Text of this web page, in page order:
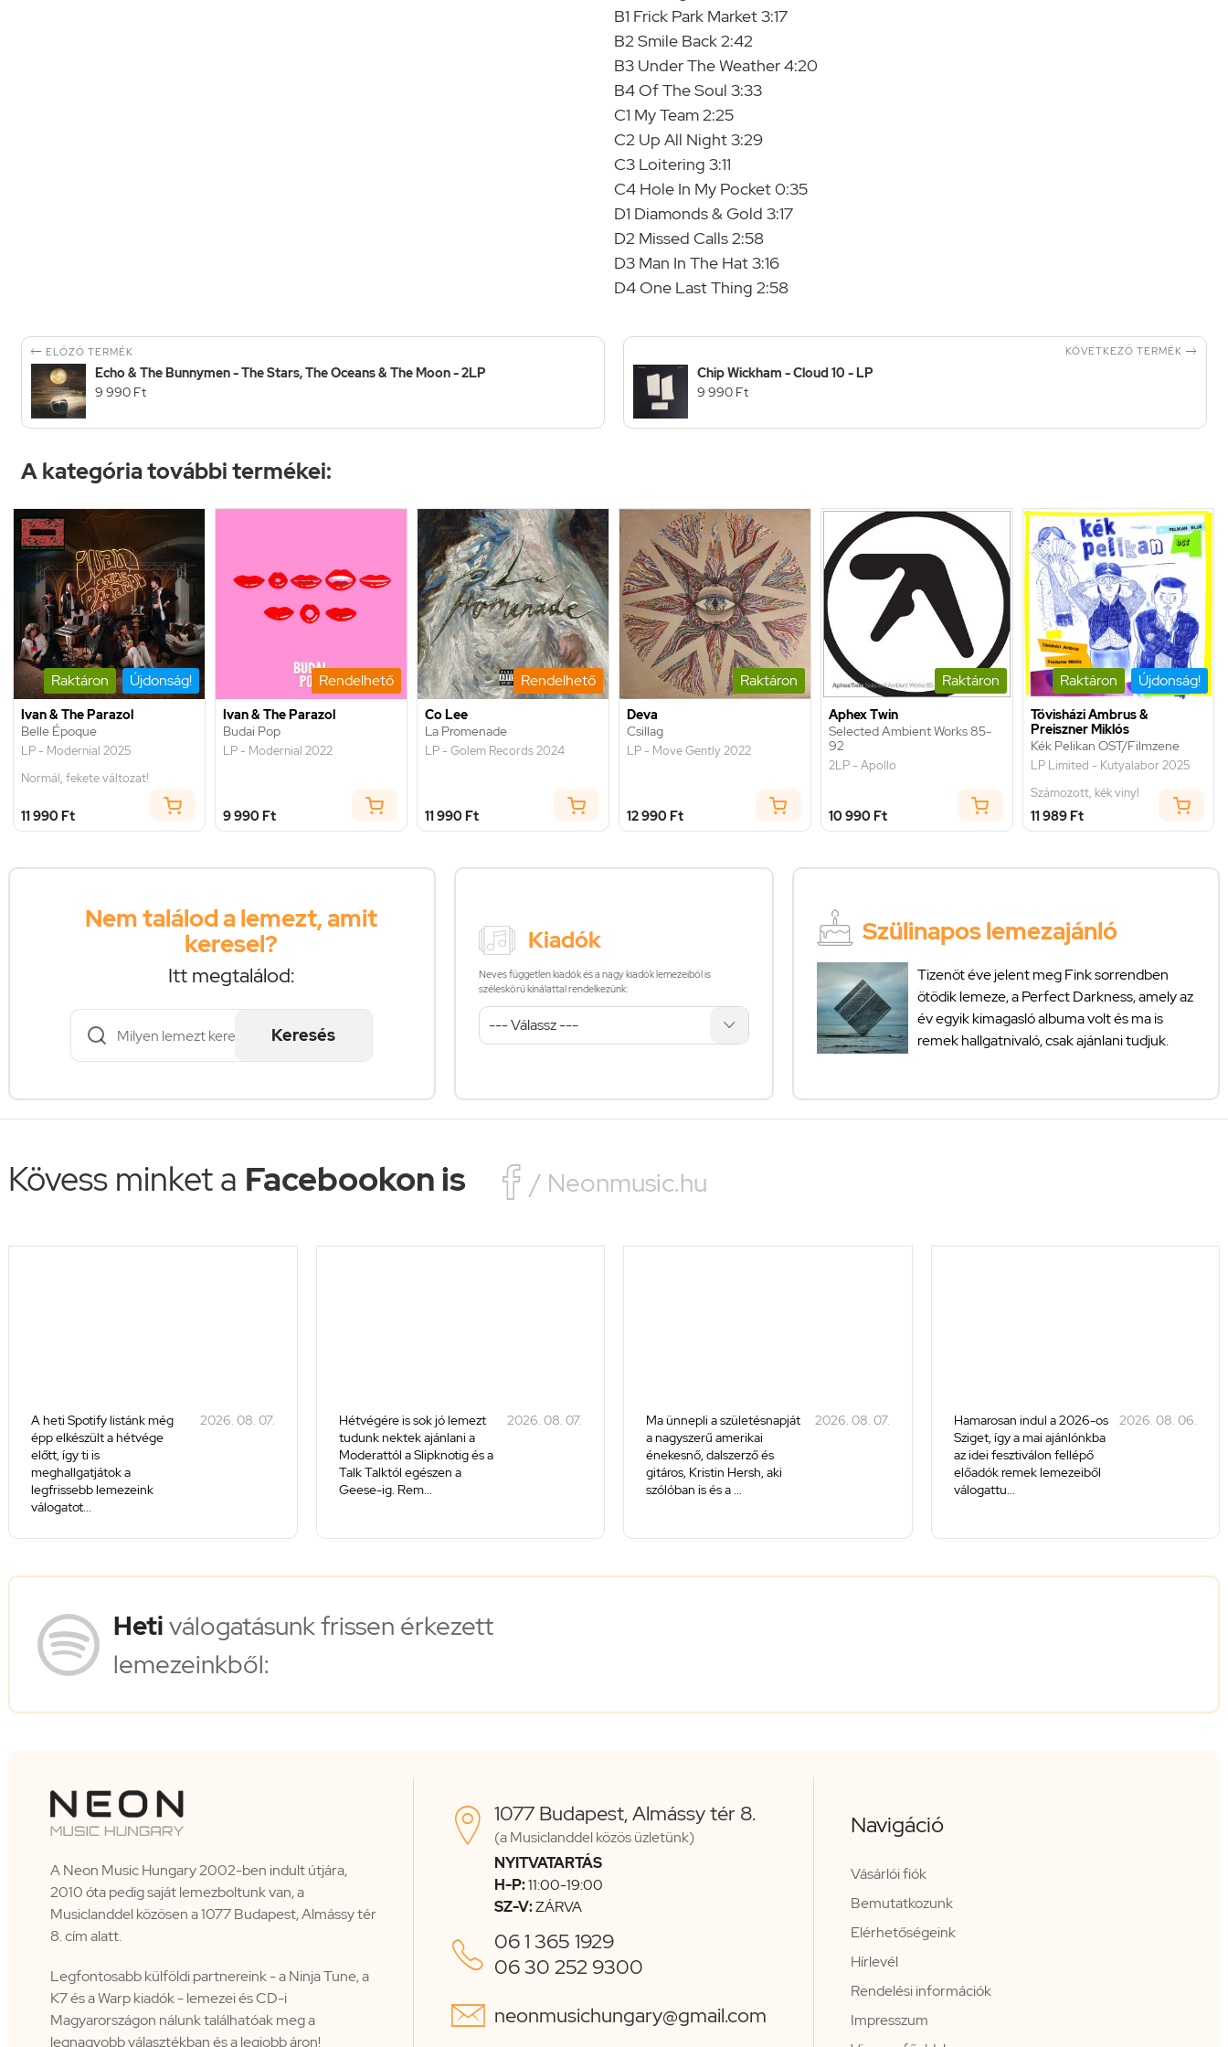
B1 Frick Park Market 3:17
B2 Smile Back 2:42
B3 Under The Weather 4:20
B4 Of The Soul 3:33
C1 My Team 2:25
C2 Up All Night 3:29
C3 Loitering 3:11
C4 Hole In My Pocket 0:35
D1 Diamonds & Gold 3:17
D2 Missed Calls 2:58
D3 Man In The Hat 3:16
D4 One Last Thing 2:58
 ELŐZŐ TERMÉK
Echo & The Bunnymen - The Stars, The Oceans & The Moon - 2LP
9 990 Ft
KÖVETKEZŐ TERMÉK 
Chip Wickham - Cloud 10 - LP
9 990 Ft
A kategória további termékei:
Raktáron Újdonság!
Ivan & The Parazol
Belle Époque
LP - Modernial 2025
Normál, fekete változat!
11 990 Ft
Rendelhető
Ivan & The Parazol
Budai Pop
LP - Modernial 2022
9 990 Ft
Rendelhető
Co Lee
La Promenade
LP - Golem Records 2024
11 990 Ft
Raktáron
Deva
Csillag
LP - Move Gently 2022
12 990 Ft
Raktáron
Aphex Twin
Selected Ambient Works 85-
92
2LP - Apollo
10 990 Ft
Raktáron Újdonság!
Tövisházi Ambrus &
Preiszner Miklós
Kék Pelikan OST/Filmzene
LP Limited - Kutyalabor 2025
Számozott, kék vinyl
11 989 Ft
Nem találod a lemezt, amit
keresel?
Itt megtalálod:
Keresés
Kiadók
Neves független kiadók és a nagy kiadók lemezeiből is
széleskörű kínálattal rendelkezünk:
Szülinapos lemezajánló
Tizenöt éve jelent meg Fink sorrendben
ötödik lemeze, a Perfect Darkness, amely az
év egyik kimagasló albuma volt és ma is
remek hallgatnivaló, csak ajánlani tudjuk.
Kövess minket a Facebookon is  / Neonmusic.hu
A heti Spotify listánk még
épp elkészült a hétvége
előtt, így ti is
meghallgatjátok a
legfrissebb lemezeink
válogatot...
2026. 08. 07.
Hétvégére is sok jó lemezt
tudunk nektek ajánlani a
Moderattól a Slipknotig és a
Talk Talktól egészen a
Geese-ig. Rem...
2026. 08. 07.
Ma ünnepli a születésnapját
a nagyszerű amerikai
énekesnő, dalszerző és
gitáros, Kristin Hersh, aki
szólóban is és a ...
2026. 08. 07.
Hamarosan indul a 2026-os
Sziget, így a mai ajánlónkba
az idei fesztiválon fellépő
előadók remek lemezeiből
válogattu...
2026. 08. 06.
Hetiválogatásunk frissen érkezett
lemezeinkből:
A Neon Music Hungary 2002-ben indult útjára,
2010 óta pedig saját lemezboltunk van, a
Musiclanddel közösen a 1077 Budapest, Almássy tér
8. cím alatt.
Legfontosabb külföldi partnereink - a Ninja Tune, a
K7 és a Warp kiadók - lemezei és CD-i
Magyarországon nálunk találhatóak meg a
legnagyobb választékban és a legjobb áron!
 1077 Budapest, Almássy tér 8.
(a Musiclanddel közös üzletünk)
NYITVATARTÁS
H-P:11:00-19:00
SZ-V:ZÁRVA
 06 1 365 1929
06 30 252 9300
 neonmusichungary@gmail.com
Navigáció
Vásárlói fiók
Bemutatkozunk
Elérhetőségeink
Hírlevél
Rendelési információk
Impresszum